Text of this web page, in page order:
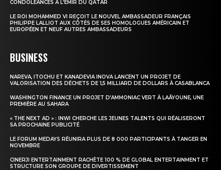
CONDOLÉANCES À L’ÉMIR DU QATAR
LE ROI MOHAMMED VI REÇOIT LE NOUVEL AMBASSADEUR FRANÇAIS
PHILIPPE LALLIOT AUX CÔTÉS DE SES HOMOLOGUES AMÉRICAIN ET
EUROPÉEN ET NEUF AUTRES AMBASSADEURS
BUSINESS
NAREVA, ITOCHU ET KANADEVIA INOVA LANCENT UN PROJET DE
VALORISATION DES DÉCHETS DE 1,5 MILLIARD DE DOLLARS À CASABLANCA
WASHINGTON FINANCE UN PROJET D’AMMONIAC VERT À LAÂYOUNE, UNE
PREMIÈRE AU SAHARA
« THE NEXT AD » : INWI CHERCHE LES JEUNES TALENTS QUI RÉALISERONT
SA PROCHAINE PUBLICITÉ
LE FORUM MEDAYS RÉUNIRA PLUS DE 8 000 PARTICIPANTS À TANGER EN
NOVEMBRE
CINERJI ENTERTAINMENT RACHÈTE 100 % DE GLOBAL ENTERTAINMENT ET
STRUCTURE SON GROUPE DE DIVERTISSEMENT